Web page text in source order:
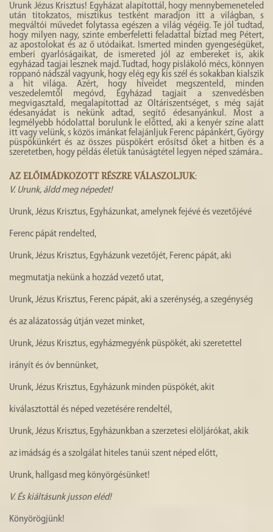
Urunk Jézus Krisztus! Egyházat alapítottál, hogy mennybemeneteled
után titokzatos, misztikus testként maradjon itt a világban, s
megváltói művedet folytassa egészen a világ végéig. Te jól tudtad,
hogy milyen nagy, szinte emberfeletti feladattal bíztad meg Pétert,
az apostolokat és az ő utódaikat. Ismerted minden gyengeségüket,
emberi gyarlóságaikat, de ismereted jól az embereket is, akik
egyházad tagjai lesznek majd. Tudtad, hogy pislákoló mécs, könnyen
roppanó nádszál vagyunk, hogy elég egy kis szél és sokakban kialszik
a hit világa. Azért, hogy híveidet megszenteld, minden
veszedelemtől megóvd, Egyházad tagjait a szenvedésben
megvigasztald, megalapítottad az Oltáriszentséget, s még saját
édesanyádat is nekünk adtad, segítő édesanyánkul. Most a
legmélyebb hódolattal borulunk le előtted, aki a kenyér színe alatt
itt vagy velünk, s közös imánkat felajánljuk Ferenc pápánkért, György
püspökünkért és az összes püspökért erősítsd őket a hitben és a
szeretetben, hogy példás életük tanúságtétel legyen néped számára..
AZ ELŐIMÁDKOZOTT RÉSZRE VÁLASZOLJUK:
V. Urunk, áldd meg népedet!
Urunk, Jézus Krisztus, Egyházunkat, amelynek fejévé és vezetőjévé
Ferenc pápát rendelted,
Urunk, Jézus Krisztus, Egyházunk vezetőjét, Ferenc pápát, aki
megmutatja nekünk a hozzád vezető utat,
Urunk, Jézus Krisztus, Ferenc pápát, aki a szerénység, a szegénység
és az alázatosság útján vezet minket,
Urunk, Jézus Krisztus, egyházmegyénk püspökét, aki szeretettel
irányít és óv bennünket,
Urunk, Jézus Krisztus, Egyházunk minden püspökét, akit
kiválasztottál és néped vezetésére rendeltél,
Urunk, Jézus Krisztus, Egyházunkban a szerzetesi elöljárókat, akik
az imádság és a szolgálat hiteles tanúi szent néped előtt,
Urunk, hallgasd meg könyörgésünket!
V.És kiáltásunk jusson eléd!
Könyörögjünk!